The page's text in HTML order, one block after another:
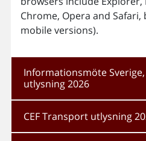
Chrome, Opera and
mobile versions).
Informationsmöte
utlysning 2026
CEF Transport utlysning